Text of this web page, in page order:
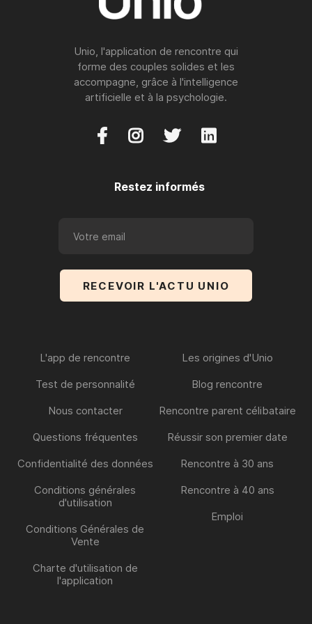
Unio, l'application de rencontre qui
forme des couples solides et les
accompagne, grâce à l'intelligence
artificielle et à la psychologie.
   
L'app de rencontre
Test de personnalité
Nous contacter
Questions fréquentes
Confidentialité des données
Conditions générales
d'utilisation
Conditions Générales de
Vente
Charte d'utilisation de
l'application
Les origines d'Unio
Blog rencontre
Rencontre parent célibataire
Réussir son premier date
Rencontre à 30 ans
Rencontre à 40 ans
Emploi
Restez informés